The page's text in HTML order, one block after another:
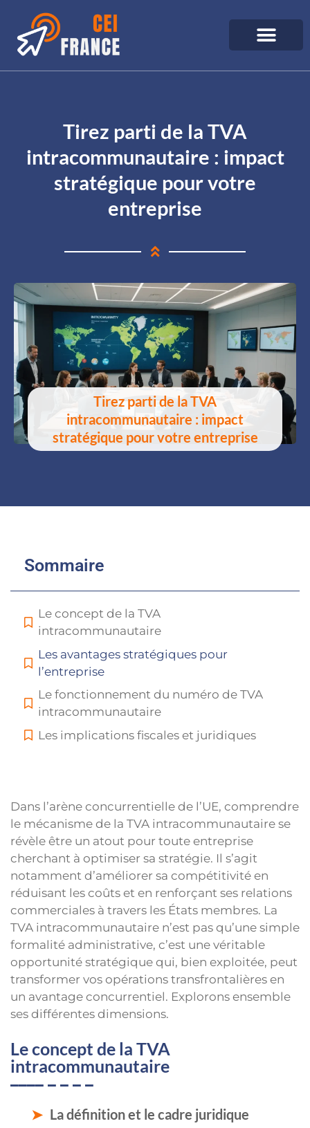
Tirez parti de la TVA
intracommunautaire : impact
stratégique pour votre
entreprise
Tirez parti de la TVA
intracommunautaire : impact
stratégique pour votre entreprise
Sommaire
Le concept de la TVA
intracommunautaire
Les avantages stratégiques pour
l’entreprise
Le fonctionnement du numéro de TVA
intracommunautaire
Les implications fiscales et juridiques
Dans l’arène concurrentielle de l’UE, comprendre
le mécanisme de la TVA intracommunautaire se
révèle être un atout pour toute entreprise
cherchant à optimiser sa stratégie. Il s’agit
notamment d’améliorer sa compétitivité en
réduisant les coûts et en renforçant ses relations
commerciales à travers les États membres. La
TVA intracommunautaire n’est pas qu’une simple
formalité administrative, c’est une véritable
opportunité stratégique qui, bien exploitée, peut
transformer vos opérations transfrontalières en
un avantage concurrentiel. Explorons ensemble
ses différentes dimensions.
Le concept de la TVA
intracommunautaire
La définition et le cadre juridique